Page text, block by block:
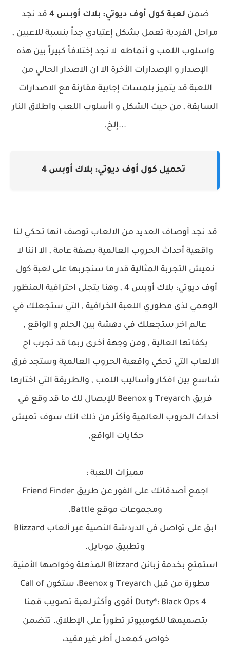
ضمن لعبة كول أوف ديوتي: بلاك أوبس 4
قد نجد
مراحل الفردية تعمل بشكل إعتيادي جداً بنسبة للاعبين ,
واسلوب اللعب و أنماطه لا نجد إختلافاً كبيراً بين هذه
الإصدار و الإصدارات الأخرة الا ان الاصدار الحالي من
اللعبة قد يتميز بلمسات إجابية مقارنة مع الاصدارات
السابقة , من حيث الشكل و اأسلوب اللعب واطلاق النار
...إلخ.
تحميل كول أوف ديوتي: بلاك أوبس 4
قد نجد أوصاف العديد من الالعاب توصف انها تحكي لنا
واقعية أحداث الحروب العالمية بصفة عامة , الا اننا لا
نعيش التجربة المثالية قدر ما سنجربها على لعبة كول
أوف ديوتي: بلاك أوبس 4 , وهنا يتجلى احترافية المنظور
الوهمي لذى مطوري اللعبة الخرافية , التي ستجعلك في
عالم اخر ستجعلك في دهشة بين الحلم و الواقع ,
بكفاتها العالية , ومن وجهة أخرى ربما قد تجرب اح
الالعاب التي تحكي واقعية الحروب العالمية وستجد فرق
شاسع بين افكار وأساليب اللعب , والطريقة التي اختارها
فريق Treyarch و Beenox
للإيصال لك ما قد وقع في
أحداث الحروب العالمية وأكثر من ذلك انك سوف تعيش
حكايات الواقع,
مميزات اللعبة :
اجمع أصدقائك على الفور عن طريق Friend Finder
ومجموعات موقعBattle.
ابق على تواصل في الدردشة النصية عبر ألعاب Blizzard
وتطبيق موبايل.
استمتع بخدمة زبائن Blizzard المذهلة وخواصها الأمنية.
مطورة من قبل Treyarch و Beenox، ستكون Call of
Duty®: Black Ops 4 أقوى وأكثر لعبة تصويب قمنا
بتصميمها للكومبيوتر تطوراً على الإطلاق. تتضمن
خواص كمعدل أطر غير مقيد،